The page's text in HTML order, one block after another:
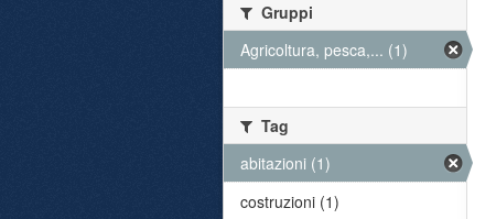
Gruppi
Agricoltura, pesca,... (1)
Tag
abitazioni (1)
costruzioni (1)